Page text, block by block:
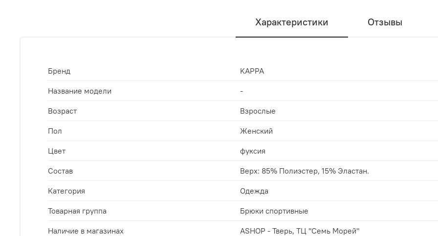
Характеристики Отзывы
Бренд KAPPA
Название модели -
Возраст Взрослые
Пол Женский
Цвет фуксия
Состав Верх: 85% Полиэстер, 15% Эластан.
Категория Одежда
Товарная группа Брюки спортивные
Наличие в магазинах ASHOP - Тверь, ТЦ "Семь Морей"